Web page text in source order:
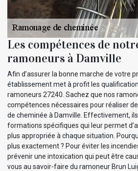
Les compétences de
ramoneurs à Damville
Afin d’assurer la bonne marche de votre
établissement met à profit les
ramoneurs 27240. Sachez que nos
compétences nécessaires pour réaliser
de cheminée à Damville. Effectivement,
formations spécifiques qui leur permet
plus appropriée à chaque situation.
plus exactement ? Pour éviter les
prévenir une intoxication qui peut être
vous au savoir-faire du ramoneur Brun